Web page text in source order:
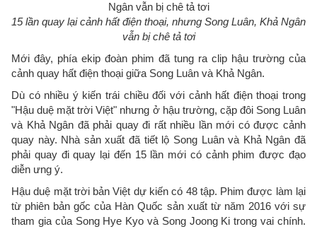
15 lần quay lại cảnh hất điện thoại, nhưng Song Luân, Khả Ngân
vẫn bị chê tả tơi
Mới đây, phía ekip đoàn phim đã tung ra clip hậu trường của
cảnh quay hất điện thoại giữa Song Luân và Khả Ngân.
Dù có nhiều ý kiến trái chiều đối với cảnh hất điện thoại trong
"Hậu duệ mặt trời Việt" nhưng ở hậu trường, cặp đôi Song Luân
và Khả Ngân đã phải quay đi rất nhiều lần mới có được cảnh
quay này. Nhà sản xuất đã tiết lộ Song Luân và Khả Ngân đã
phải quay đi quay lại đến 15 lần mới có cảnh phim được đạo
diễn ưng ý.
Hậu duệ mặt trời bản Việt dự kiến có 48 tập. Phim được làm lại
từ phiên bản gốc của Hàn Quốc sản xuất từ năm 2016 với sự
tham gia của Song Hye Kyo và Song Joong Ki trong vai chính.